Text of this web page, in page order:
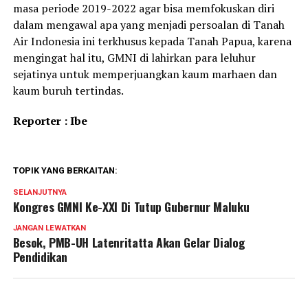
masa periode 2019-2022 agar bisa memfokuskan diri
dalam mengawal apa yang menjadi persoalan di Tanah
Air Indonesia ini terkhusus kepada Tanah Papua, karena
mengingat hal itu, GMNI di lahirkan para leluhur
sejatinya untuk memperjuangkan kaum marhaen dan
kaum buruh tertindas.
Reporter : Ibe
TOPIK YANG BERKAITAN:
SELANJUTNYA
Kongres GMNI Ke-XXI Di Tutup Gubernur Maluku
JANGAN LEWATKAN
Besok, PMB-UH Latenritatta Akan Gelar Dialog
Pendidikan